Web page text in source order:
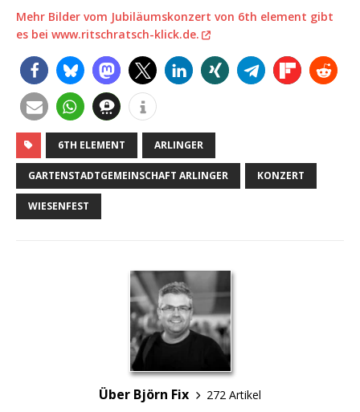
Mehr Bilder vom Jubiläumskonzert von 6th element gibt
es bei www.ritschratsch-klick.de.
6TH ELEMENT ARLINGER
GARTENSTADTGEMEINSCHAFT ARLINGER KONZERT
WIESENFEST
Über Björn Fix
272 Artikel